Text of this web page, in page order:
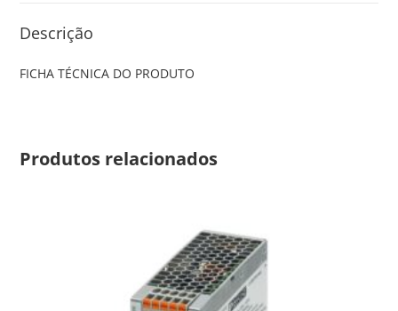
Descrição
FICHA TÉCNICA DO PRODUTO
Produtos relacionados